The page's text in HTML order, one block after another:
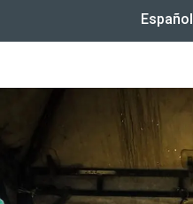
Español